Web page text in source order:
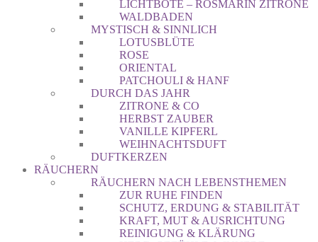
LICHTBOTE – ROSMARIN ZITRONE
WALDBADEN
MYSTISCH & SINNLICH
LOTUSBLÜTE
ROSE
ORIENTAL
PATCHOULI & HANF
DURCH DAS JAHR
ZITRONE & CO
HERBST ZAUBER
VANILLE KIPFERL
WEIHNACHTSDUFT
DUFTKERZEN
RÄUCHERN
RÄUCHERN NACH LEBENSTHEMEN
ZUR RUHE FINDEN
SCHUTZ, ERDUNG & STABILITÄT
KRAFT, MUT & AUSRICHTUNG
REINIGUNG & KLÄRUNG